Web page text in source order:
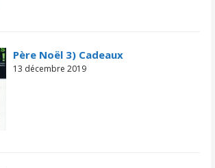
Père Noël 3) Cadeaux
13 décembre 2019